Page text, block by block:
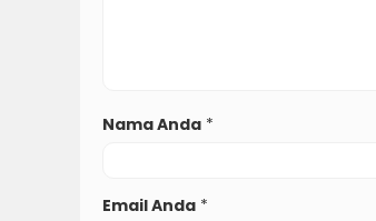
Nama Anda *
Email Anda *